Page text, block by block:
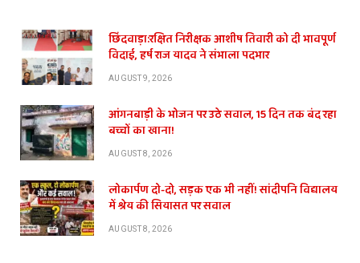
छिंदवाड़ा:रक्षित निरीक्षक आशीष तिवारी को दी भावपूर्ण
विदाई, हर्ष राज यादव ने संभाला पदभार
AUGUST 9, 2026
आंगनबाड़ी के भोजन पर उठे सवाल, 15 दिन तक बंद रहा
बच्चों का खाना!
AUGUST 8, 2026
लोकार्पण दो-दो, सड़क एक भी नहीं! सांदीपनि विद्यालय
में श्रेय की सियासत पर सवाल
AUGUST 8, 2026